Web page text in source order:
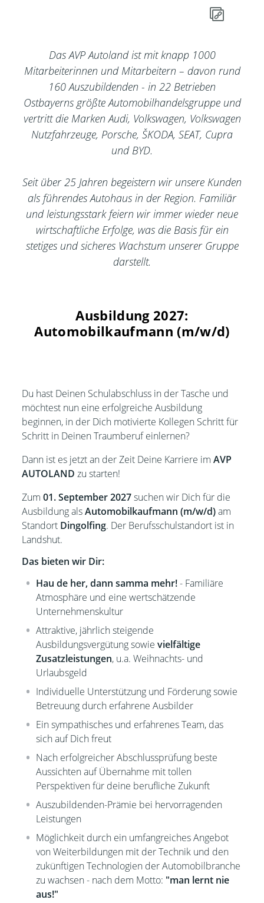
Das AVP Autoland ist mit knapp 1000
Mitarbeiterinnen und Mitarbeitern – davon rund
160 Auszubildenden - in 22 Betrieben
Ostbayerns größte Automobilhandelsgruppe und
vertritt die Marken Audi, Volkswagen, Volkswagen
Nutzfahrzeuge, Porsche, ŠKODA, SEAT, Cupra
und BYD.
Seit über 25 Jahren begeistern wir unsere Kunden
als führendes Autohaus in der Region. Familiär
und leistungsstark feiern wir immer wieder neue
wirtschaftliche Erfolge, was die Basis für ein
stetiges und sicheres Wachstum unserer Gruppe
darstellt.
Ausbildung 2027:
Automobilkaufmann (m/w/d)
Du hast Deinen Schulabschluss in der Tasche und
möchtest nun eine erfolgreiche Ausbildung
beginnen, in der Dich motivierte Kollegen Schritt für
Schritt in Deinen Traumberuf einlernen?
Dann ist es jetzt an der Zeit Deine Karriere imAVP
AUTOLANDzu starten!
Zum01. September 2027suchen wir Dich für die
Ausbildung alsAutomobilkaufmann (m/w/d)am
Standort Dingolfing. Der Berufsschulstandort ist in
Landshut.
Das bieten wir Dir:
Hau de her, dann samma mehr!- Familiäre
Atmosphäre und eine wertschätzende
Unternehmenskultur
Attraktive, jährlich steigende
Ausbildungsvergütung sowievielfältige
Zusatzleistungen, u.a. Weihnachts- und
Urlaubsgeld
Individuelle Unterstützung und Förderung sowie
Betreuung durch erfahrene Ausbilder
Ein sympathisches und erfahrenes Team, das
sich auf Dich freut
Nach erfolgreicher Abschlussprüfung beste
Aussichten auf Übernahme mit tollen
Perspektiven für deine berufliche Zukunft
Auszubildenden-Prämie bei hervorragenden
Leistungen
Möglichkeit durch ein umfangreiches Angebot
von Weiterbildungen mit der Technik und den
zukünftigen Technologien der Automobilbranche
zu wachsen - nach dem Motto: "man lernt nie
aus!"